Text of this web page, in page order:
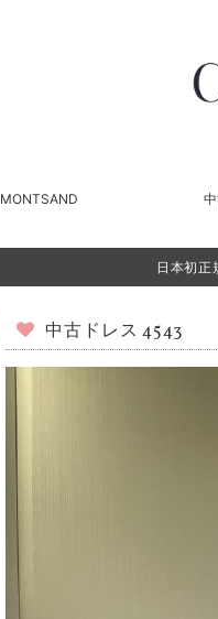
MONTSAND
日本初正
中古ドレス 4543